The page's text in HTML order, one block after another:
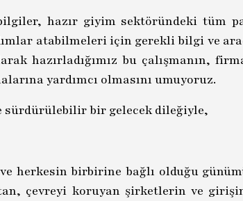
hazır giyim sektöründeki tüm
atabilmeleri için gerekli bilgi ve
hazırladığımız bu çalışmanın,
yardımcı olmasını umuyoruz.
sürdürülebilir bir gelecek dileğiyle,
herkesin birbirine bağlı olduğu
çevreyi koruyan şirketlerin ve